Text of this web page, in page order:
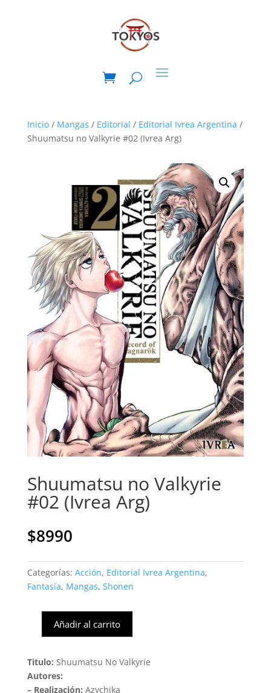
Inicio/ Mangas / Editorial / Editorial Ivrea Argentina /
Shuumatsu no Valkyrie #02 (Ivrea Arg)
Shuumatsu no Valkyrie
#02 (Ivrea Arg)
$8990
Categorías: Acción, Editorial Ivrea Argentina,
Fantasía, Mangas, Shonen
Shuumatsu
Valkyrie
#02
(Ivrea
Añadir al carrito
Titulo: Shuumatsu No Valkyrie
Autores:
– Realización: Azychika